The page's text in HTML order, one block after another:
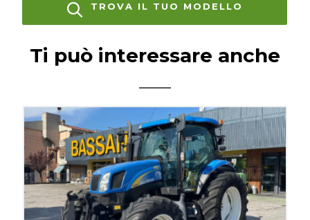
TROVA IL TUO MODELLO
Ti può interessare anche